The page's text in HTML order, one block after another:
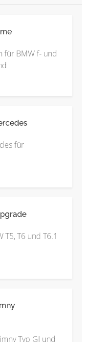
für BMW f- und
für
T5, T6 und T6.1
Typ GJ und